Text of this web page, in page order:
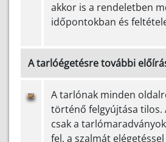
akkor is a rendeletben
időpontokban és
A tarlóégetésre további
A tarlónak minden
történő felgyújtása tilos.
csak a
fel, a szalmát elégetéssel